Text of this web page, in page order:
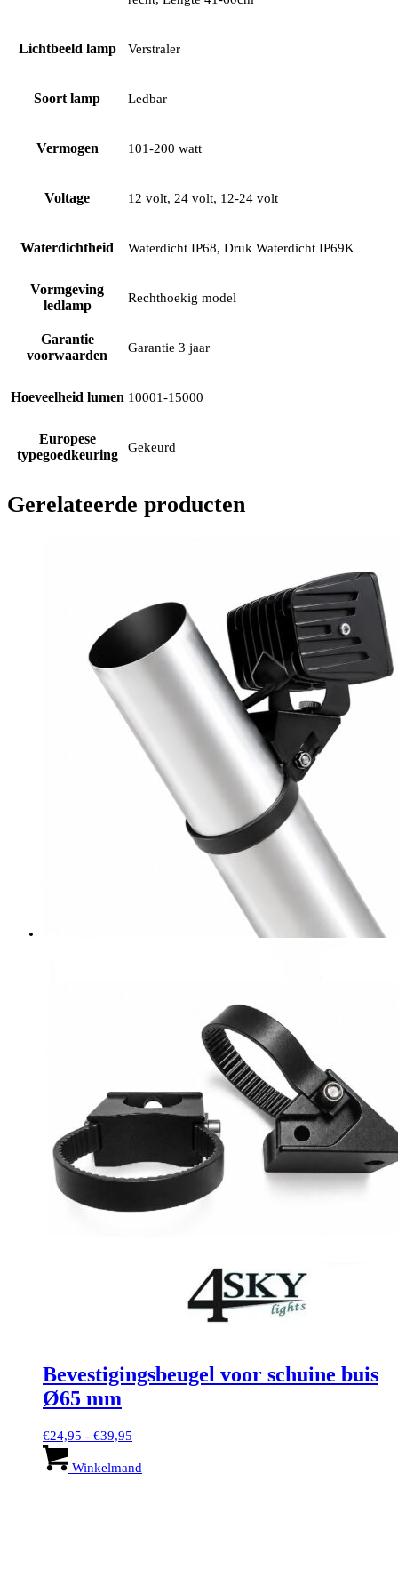
Lichtbeeld lamp Verstraler
Soort lamp Ledbar
Vermogen 101-200 watt
Voltage 12 volt, 24 volt, 12-24 volt
Waterdichtheid Waterdicht IP68, Druk Waterdicht IP69K
Vormgeving
ledlamp
Rechthoekig model
Garantie
voorwaarden
Garantie 3 jaar
Hoeveelheid lumen 10001-15000
Europese
typegoedkeuring
Gekeurd
Gerelateerde producten
Bevestigingsbeugel voor schuine buis
Ø65 mm
€24,95 - €39,95
tot
Winkelmand